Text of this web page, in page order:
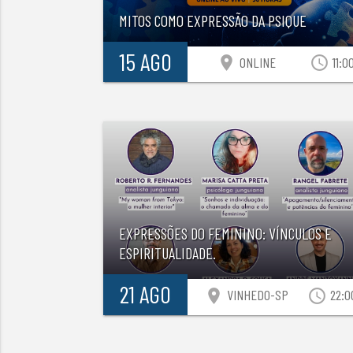
MITOS COMO EXPRESSÃO DA PSIQUE
15 AGO location_on ONLINE access_time
EXPRESSÕES DO FEMININO: VÍNCULOS E
ESPIRITUALIDADE.
21 AGO location_on VINHEDO-SP access_time